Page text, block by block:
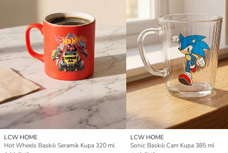
LCW HOME
Hot Wheels Baskılı Seramik Kupa 320 ml
LCW HOME
Sonic Baskılı Cam Kupa 385 ml